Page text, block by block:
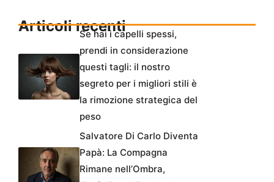
Articoli recentiSe hai i capelli spessi,
prendi in considerazione
questi tagli: il nostro
segreto per i migliori stili è
la rimozione strategica del
peso
Salvatore Di Carlo Diventa
Papà: La Compagna
Rimane nell’Ombra,